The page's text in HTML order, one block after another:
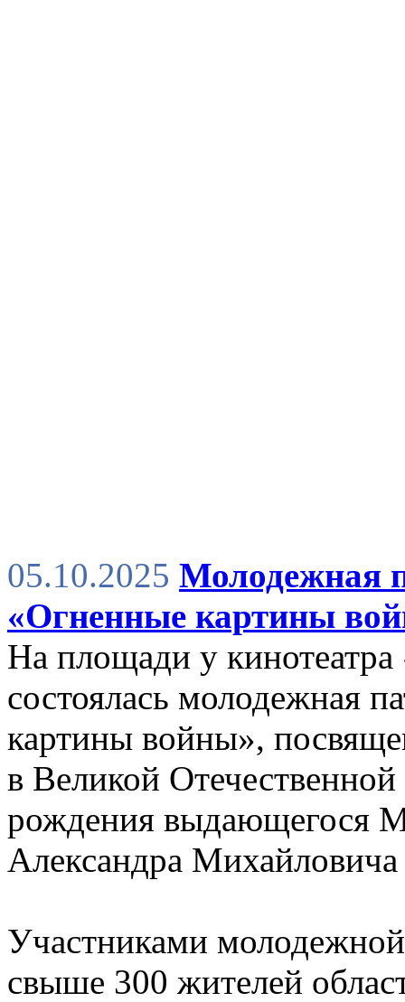
05.10.2025 Молодежная
«Огненные картины
На площади у
состоялась молодежная
картины войны»,
в Великой
рождения выдающегося
Александра Михайловича
Участниками
свыше 300 жителей